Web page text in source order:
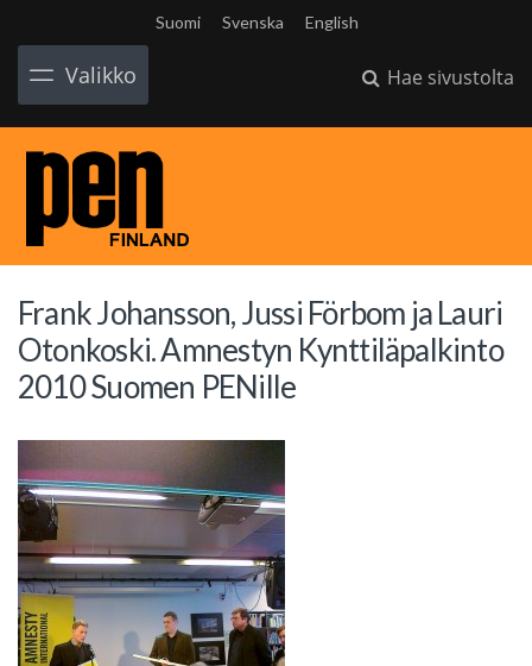
Suomi Svenska English
Valikko Hae sivustolta
Frank Johansson, Jussi Förbom ja Lauri
Otonkoski. Amnestyn Kynttiläpalkinto
2010 Suomen PENille